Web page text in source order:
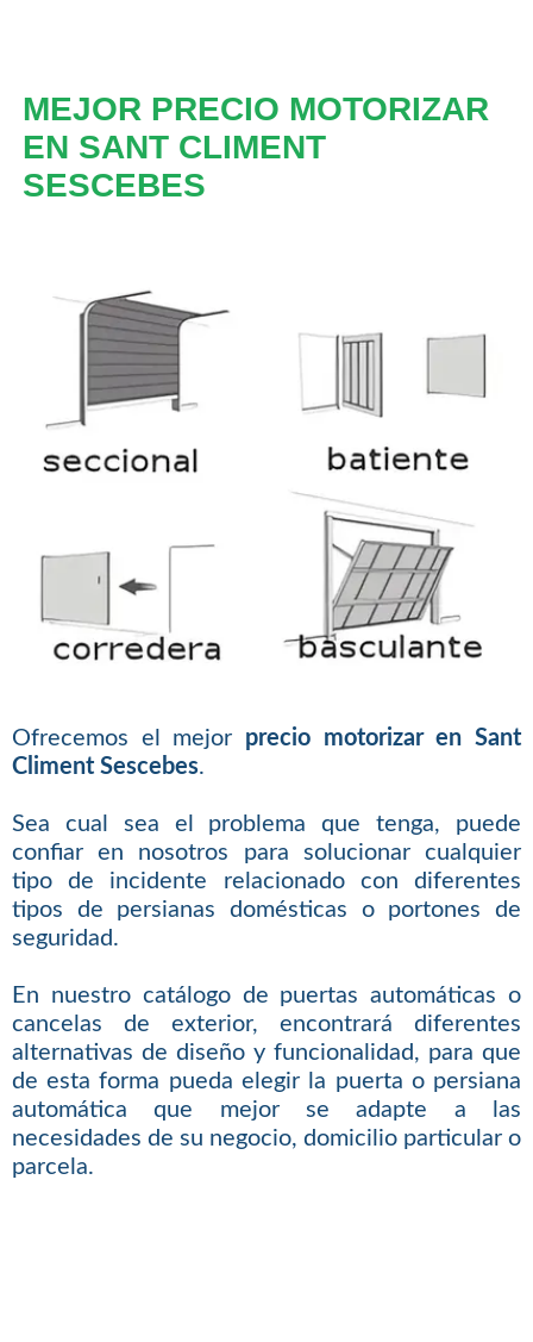
MEJOR PRECIO MOTORIZAR
EN SANT CLIMENT
SESCEBES
Ofrecemos el mejor precio motorizar en Sant
Climent Sescebes.
Sea cual sea el problema que tenga, puede
confiar en nosotros para solucionar cualquier
tipo de incidente relacionado con diferentes
tipos de persianas domésticas o portones de
seguridad.
En nuestro catálogo de puertas automáticas o
cancelas de exterior, encontrará diferentes
alternativas de diseño y funcionalidad, para que
de esta forma pueda elegir la puerta o persiana
automática que mejor se adapte a las
necesidades de su negocio, domicilio particular o
parcela.